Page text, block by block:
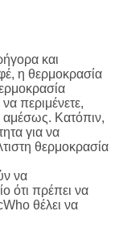
και
η θερμοκρασία
περιμένετε,
αμέσως. Κατόπιν,
για να
θερμοκρασία
να
ότι πρέπει να
θέλει να